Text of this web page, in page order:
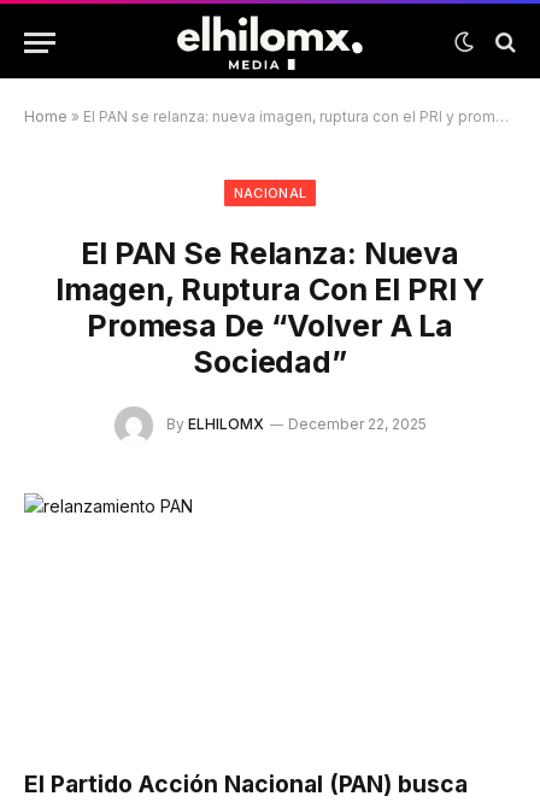
Home » El PAN se relanza: nueva imagen, ruptura con el PRI y promesa de “volver a la sociedad”
NACIONAL
El PAN Se Relanza: Nueva
Imagen, Ruptura Con El PRI Y
Promesa De “volver A La
Sociedad”
By ELHILOMX December 22, 2025
El Partido Acción Nacional (PAN) busca